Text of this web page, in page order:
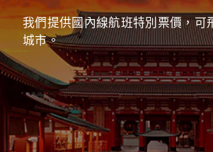
我們提供國內線航班特別票價，可
城市。